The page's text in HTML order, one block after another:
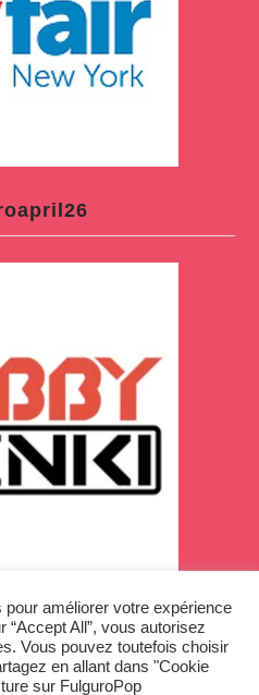
améliorer votre expérience
“Accept All”, vous autorisez
Vous pouvez toutefois choisir
en allant dans "Cookie
sur FulguroPop